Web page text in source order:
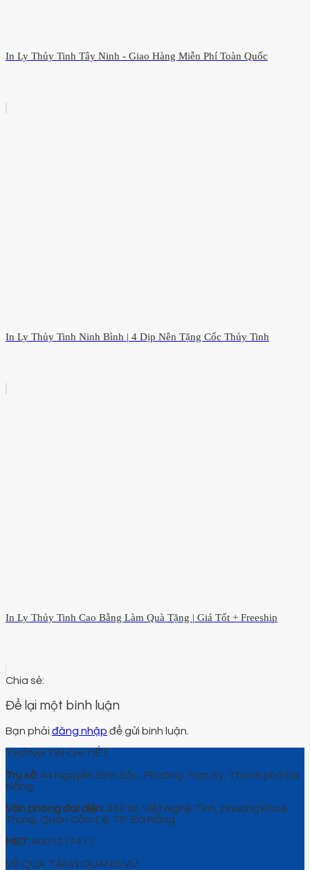
In Ly Thủy Tinh Tây Ninh - Giao Hàng Miễn Phí Toàn Quốc
In Ly Thủy Tinh Ninh Bình | 4 Dịp Nên Tặng Cốc Thủy Tinh
In Ly Thủy Tinh Cao Bằng Làm Quà Tặng | Giá Tốt + Freeship
Để lại một bình luận
Bạn phải đăng nhập để gửi bình luận.
THÔNG TIN CHI TIẾT
Trụ sở: 44 Nguyễn Sinh Sắc, Phường Tam Kỳ, Thành phố Đà
Nẵng.
Văn phòng đại diện: 262 Xô Viết Nghệ Tĩnh, phường Khuê
Trung, Quận Cẩm Lệ, TP. Đà Nẵng.
MST: 4001217411
VỀ QUÀ TẶNG QUANG VŨ